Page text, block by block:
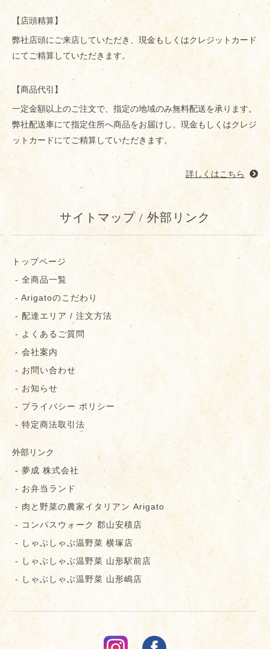
【店頭精算】
弊社店頭にご来店していただき、現金もしくはクレジットカード
にてご精算していただきます。
【商品代引】
一定金額以上のご注文で、指定の地域のみ無料配送を承ります。
弊社配送車にて指定住所へ商品をお届けし、現金もしくはクレジ
ットカードにてご精算していただきます。
詳しくはこちら
サイトマップ / 外部リンク
トップページ
- 全商品一覧
- Arigatoのこだわり
- 配達エリア / 注文方法
- よくあるご質問
- 会社案内
- お問い合わせ
- お知らせ
- プライバシー ポリシー
- 特定商法取引法
外部リンク
- 夢成 株式会社
- お弁当ランド
- 肉と野菜の農家イタリアン Arigato
- コンパスウォーク 郡⼭安積店
- しゃぶしゃぶ温野菜 横塚店
- しゃぶしゃぶ温野菜 山形駅前店
- しゃぶしゃぶ温野菜 山形嶋店